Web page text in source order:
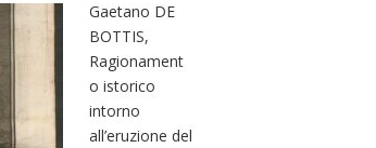
Gaetano DE
BOTTIS,
Ragionament
o istorico
intorno
all’eruzione del